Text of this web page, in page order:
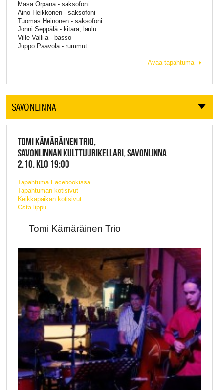
Masa Orpana - saksofoni
Aino Heikkonen - saksofoni
Tuomas Heinonen - saksofoni
Jonni Seppälä - kitara, laulu
Ville Vallila - basso
Juppo Paavola - rummut
Avaa tapahtuma
SAVONLINNA
TOMI KÄMÄRÄINEN TRIO,
SAVONLINNAN KULTTUURIKELLARI, SAVONLINNA
2.10. KLO 19:00
Tapahtuma Facebookissa
Tapahtuman kotisivut
Keikkapaikan kotisivut
Osta lippu
Tomi Kämäräinen Trio